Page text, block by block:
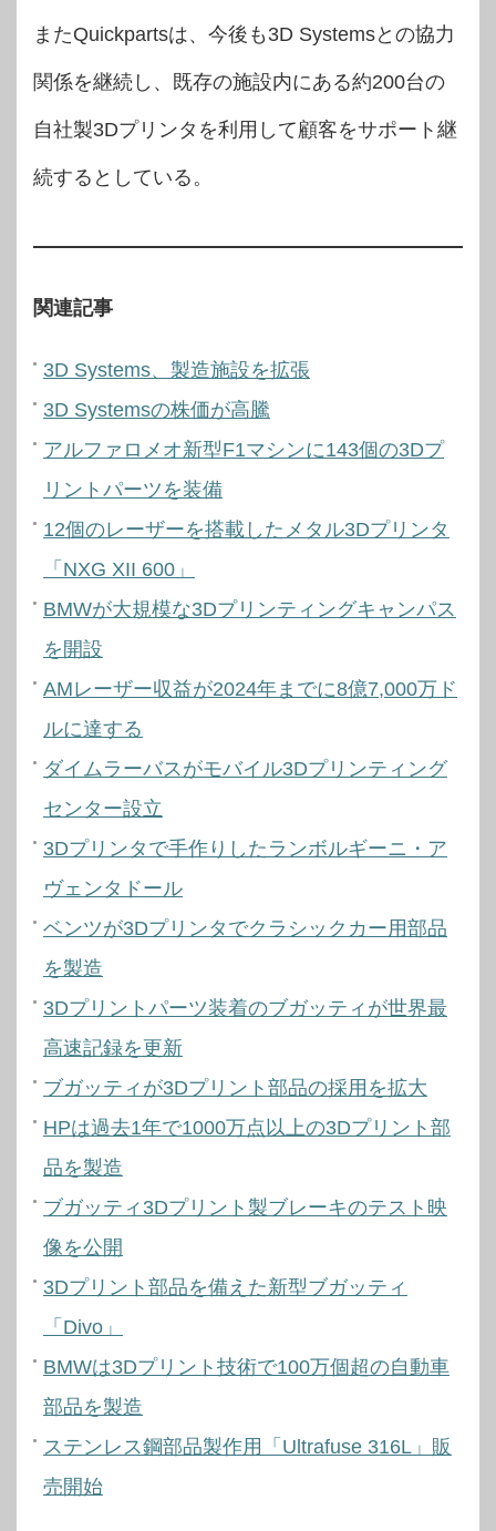
またQuickpartsは、今後も3D Systemsとの協力
関係を継続し、既存の施設内にある約200台の
自社製3Dプリンタを利用して顧客をサポート継
続するとしている。
関連記事
3D Systems、製造施設を拡張
3D Systemsの株価が高騰
アルファロメオ新型F1マシンに143個の3Dプ
リントパーツを装備
12個のレーザーを搭載したメタル3Dプリンタ
「NXG XII 600」
BMWが大規模な3Dプリンティングキャンパス
を開設
AMレーザー収益が2024年までに8億7,000万ド
ルに達する
ダイムラーバスがモバイル3Dプリンティング
センター設立
3Dプリンタで手作りしたランボルギーニ・ア
ヴェンタドール
ベンツが3Dプリンタでクラシックカー用部品
を製造
3Dプリントパーツ装着のブガッティが世界最
高速記録を更新
ブガッティが3Dプリント部品の採用を拡大
HPは過去1年で1000万点以上の3Dプリント部
品を製造
ブガッティ3Dプリント製ブレーキのテスト映
像を公開
3Dプリント部品を備えた新型ブガッティ
「Divo」
BMWは3Dプリント技術で100万個超の自動車
部品を製造
ステンレス鋼部品製作用「Ultrafuse 316L」販
売開始